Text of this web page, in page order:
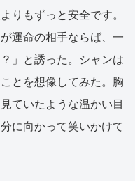
りもずっと安全です。
運命の相手ならば、一
」と誘った。シャンは
とを想像してみた。胸
ていたような温かい目
に向かって笑いかけて